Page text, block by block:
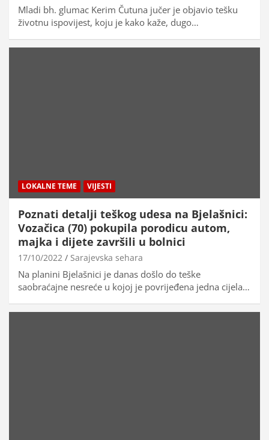
Mladi bh. glumac Kerim Čutuna jučer je objavio tešku
životnu ispovijest, koju je kako kaže, dugo…
LOKALNE TEME VIJESTI
Poznati detalji teškog udesa na Bjelašnici:
Vozačica (70) pokupila porodicu autom,
majka i dijete završili u bolnici
17/10/2022 Sarajevska sehara
Na planini Bjelašnici je danas došlo do teške
saobraćajne nesreće u kojoj je povrijeđena jedna cijela…